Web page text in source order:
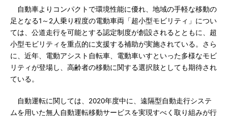
自動車よりコンパクトで環境性能に優れ、地域の手軽な移動の
足となる1～2人乗り程度の電動車両「超小型モビリティ」につい
ては、公道走行を可能とする認定制度が創設されるとともに、超
小型モビリティを重点的に支援する補助が実施されている。さら
に、近年、電動アシスト自転車、電動車いすといった多様なモビ
リティが登場し、高齢者の移動に関する選択肢としても期待され
ている。
自動運転に関しては、2020年度中に、遠隔型自動走行システ
ムを用いた無人自動運転移動サービスを実現すべく取り組みが行